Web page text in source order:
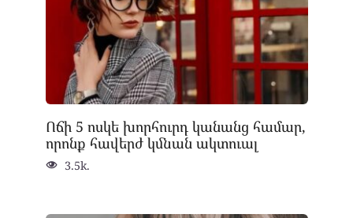
Ոճի 5 ոսկե խորհուրդ կանանց համար,
որոնք հավերժ կմնան ակտուալ
3.5k.